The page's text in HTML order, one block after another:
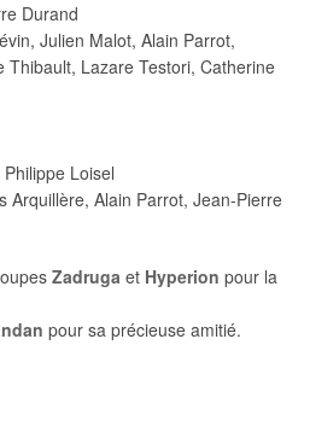
Durand
Julien Malot, Alain Parrot,
Thibault, Lazare Testori, Catherine
Loisel
Arquillère, Alain Parrot, Jean-Pierre
Zadruga et Hyperion pour la
pour sa précieuse amitié.